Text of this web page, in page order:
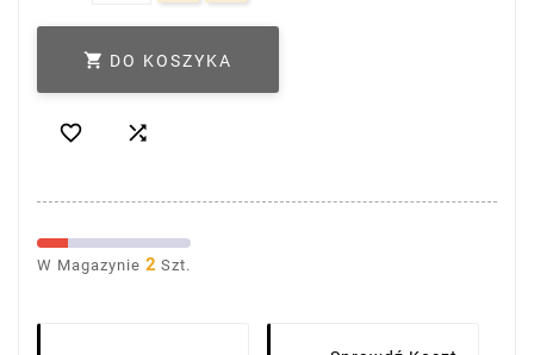
 DO KOSZYKA
 
W Magazynie 2 Szt.